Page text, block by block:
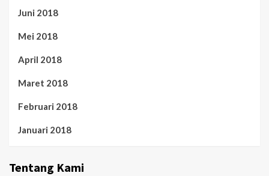
Juni 2018
Mei 2018
April 2018
Maret 2018
Februari 2018
Januari 2018
Tentang Kami